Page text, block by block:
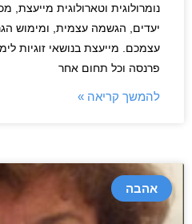
נומרולוגית וטארולוגית מייעצת,
יעדים, הגשמה עצמית, ומימוש
עצמכם. מייעצת בנושאי זוגיות
פרנסה וכל תחום אחר
להמשך קריאה »
אהבה